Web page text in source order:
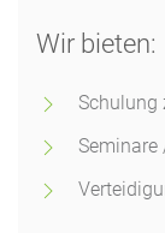
Wir bieten:
Schulung